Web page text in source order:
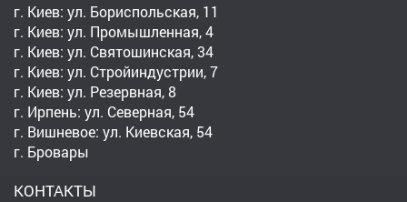
г. Киев: ул. Бориспольская, 11
г. Киев: ул. Промышленная, 4
г. Киев: ул. Святошинская, 34
г. Киев: ул. Стройиндустрии, 7
г. Киев: ул. Резервная, 8
г. Ирпень: ул. Северная, 54
г. Вишневое: ул. Киевская, 54
г. Бровары
КОНТАКТЫ